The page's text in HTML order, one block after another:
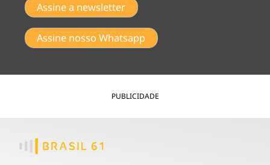
Assine a newsletter
Assine nosso Whatsapp
PUBLICIDADE